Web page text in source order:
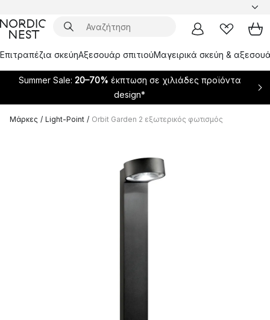
Επιτραπέζια σκεύηΑξεσουάρ σπιτιούΜαγειρικά σκεύη &
Summer Sale: 20–70% έκπτωση σε χιλιάδες προϊόντα
design*
Μάρκες / Light-Point / Orbit Garden 2 εξωτερικός φωτισμός